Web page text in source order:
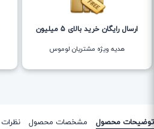
ارسال رایگان خرید بالای 5 میلیون
هدیه ویژه مشتریان لوموس
توضیحات محصول مشخصات محصول نظرات